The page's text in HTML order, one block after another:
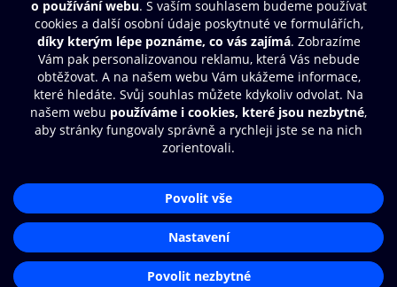
Moje O2 Knihovna
Další zábava
© O2 Czech Republic a.s.
Přístupnost
Zásady zpracování osobních údajů
Nastavení cookies
Aplikace O2 Knihovna
Čti a poslouchej své e-knihy a
audioknihy rychleji a pohodlněji.